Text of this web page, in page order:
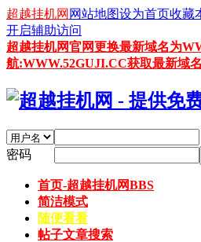
超越挂机网 网站地图设为首页收藏
开启辅助访问
超越挂机网官网更换最新域名为
航:WWW.52GUJI.CC获取最新域名
密码
首页-超越挂机网BBS
简洁模式
随便看看
帖子文章搜索